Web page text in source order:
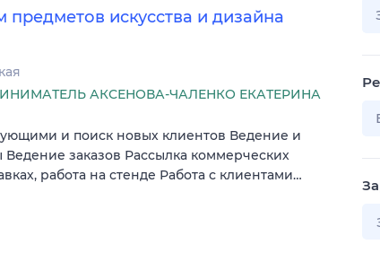
Карьера
Жизненные ситуации
Гороскопы
искусства и дизайна
АКСЕНОВА-ЧАЛЕНКО ЕКАТЕРИНА
и поиск новых клиентов Ведение и
заказов Рассылка коммерческих
работа на стенде Работа с клиентами…